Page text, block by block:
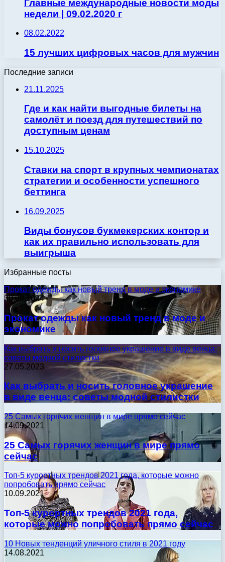
Главные международные новости моды
недели | 09.02.2020 г
08.02.2022
15 лучших цифровых часов для мужчин
Последние записи
21.11.2025
Где и как найти выгодные билеты на
самолёт и поезд для путешествий по
доступным ценам
15.10.2025
Ставки на спорт в крупных чемпионатах
стратегии и особенности успешного
беттинга
16.09.2025
Виды бонусов букмекерских контор и
как их правильно использовать для
выигрыша
Избранные посты
Прокат одежды как новый тренд в моде и экономике
30.09.2024
Прокат одежды как новый тренд в моде и
экономике
Как выбрать и носить головное украшение в виде венца:
советы модной стилистки
27.05.2023
Как выбрать и носить головное украшение
в виде венца: советы модной стилистки
25 Самых горячих женщин в мире прямо сейчас
14.09.2021
25 Самых горячих женщин в мире прямо
сейчас
Топ-5 курортных трендов 2021 года, которые можно
попробовать прямо сейчас
10.09.2021
Топ-5 курортных трендов 2021 года,
которые можно попробовать прямо сейчас
10 Новых тенденций уличного стиля в 2021 году
14.08.2021